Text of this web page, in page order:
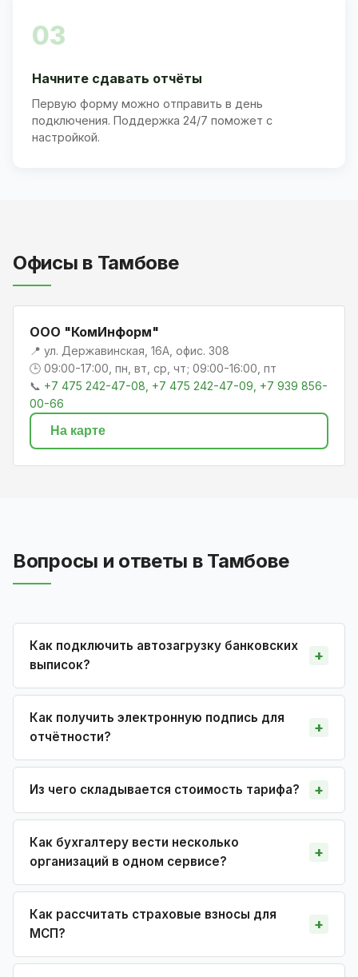
03
Начните сдавать отчёты
Первую форму можно отправить в день
подключения. Поддержка 24/7 поможет с
настройкой.
Офисы в Тамбове
ООО "КомИнформ"
📍 ул. Державинская, 16А, офис. 308
🕒 09:00-17:00, пн, вт, ср, чт; 09:00-16:00, пт
📞 +7 475 242-47-08, +7 475 242-47-09, +7 939 856-
00-66
На карте
Вопросы и ответы в Тамбове
Как подключить автозагрузку банковских
выписок?
Как получить электронную подпись для
отчётности?
Из чего складывается стоимость тарифа?
Как бухгалтеру вести несколько
организаций в одном сервисе?
Как рассчитать страховые взносы для
МСП?